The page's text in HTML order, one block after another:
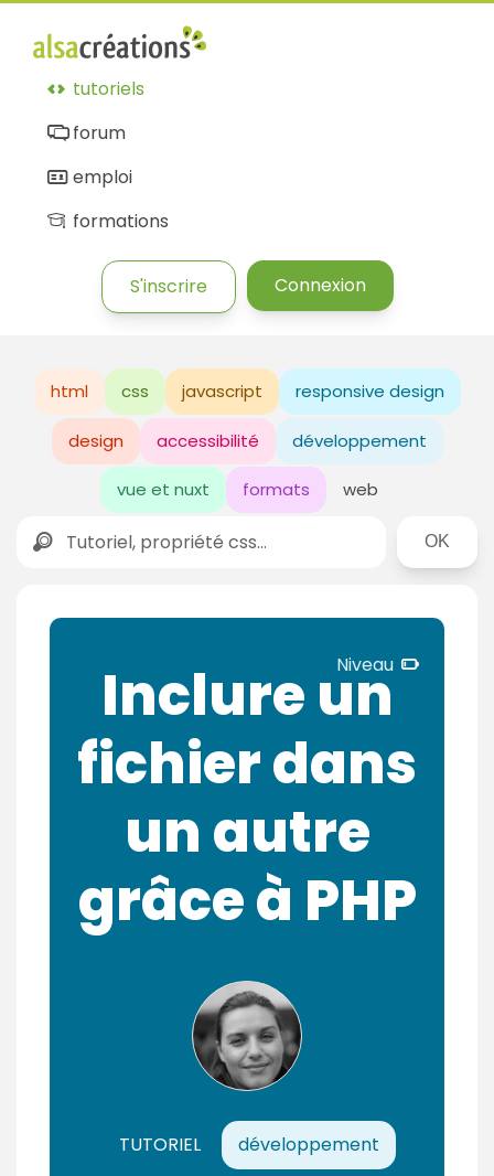
tutoriels
forum
emploi
formations
S'inscrire Connexion
html css javascript responsive design
design accessibilité développement
vue et nuxt formats web
Rechercher
Niveau
Inclure un
fichier dans
un autre
grâce à PHP
TUTORIEL développement